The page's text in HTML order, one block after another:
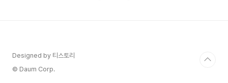
Designed by 티스토리
© Daum Corp.